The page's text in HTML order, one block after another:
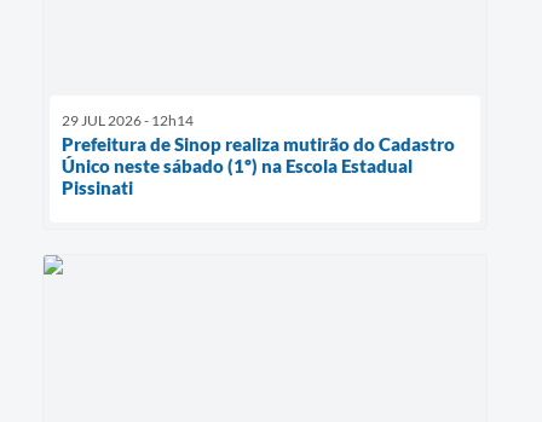
29 JUL 2026 - 12h14
Prefeitura de Sinop realiza mutirão do Cadastro
Único neste sábado (1º) na Escola Estadual
Pissinati